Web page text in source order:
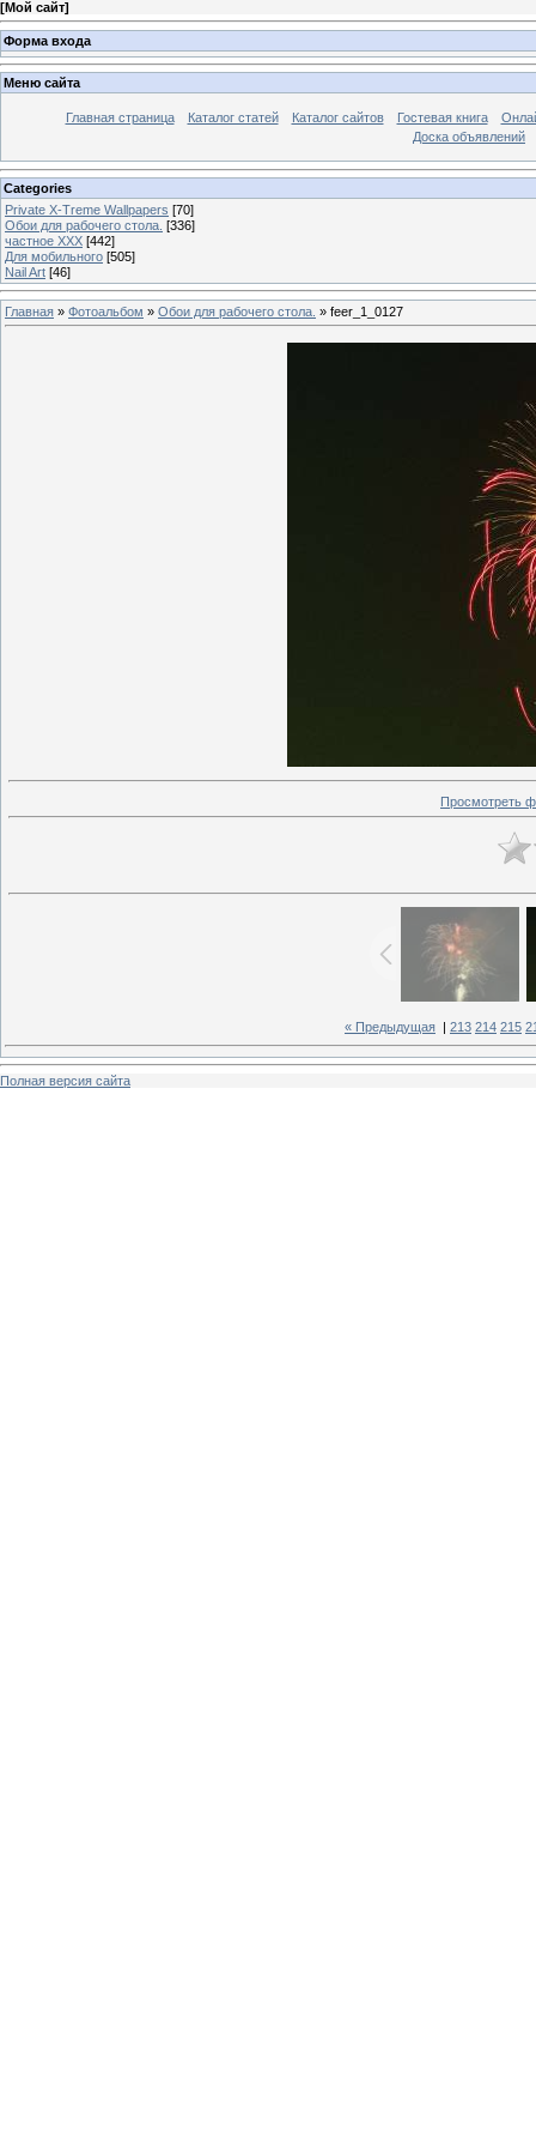
[Мой сайт]
Форма входа
Меню сайта
Главная страница Каталог статей Каталог сайтов Гостевая книга
Доска объявлений
Categories
Private X-Treme Wallpapers [70]
Обои для рабочего стола. [336]
частное ХХХ [442]
Для мобильного [505]
Nail Art [46]
Главная » Фотоальбом » Обои для рабочего стола. » feer_1_0127
Просмотреть
« Предыдущая 213 214 215
Полная версия сайта